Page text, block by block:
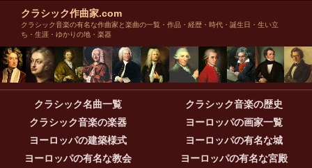
クラシック作曲家.com
クラシック音楽の有名な作曲家と楽曲の一覧・作品・経歴・時代・誕生日・生い立
ち・生涯・ゆかりの地・楽器
クラシック名曲一覧
クラシック音楽の歴史
クラシック音楽の楽器
ヨーロッパの画家一覧
ヨーロッパの建築様式
ヨーロッパの有名な城
ヨーロッパの有名な教会
ヨーロッパの有名な宮殿